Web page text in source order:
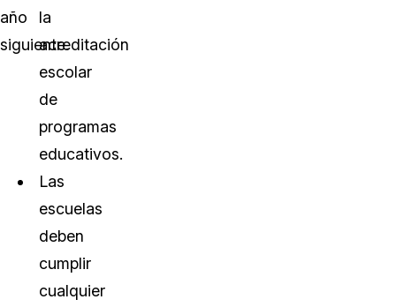
año
siguiente.
la
acreditación
escolar
de
programas
educativos.
Las
escuelas
deben
cumplir
cualquier